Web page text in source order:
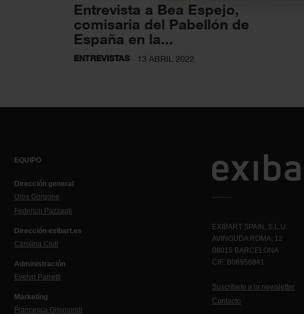
Entrevista a Bea Espejo,
comisaria del Pabellón de
España en la...
ENTREVISTAS 13 ABRIL 2022
EQUIPO
Dirección general
Uros Gorgone
Federico Pazzagli
Dirección exibart.es
Carolina Ciuti
Administración
Evelyn Parretti
Marketing
Francesca Grismondi
EXIBART SPAIN, S.L.U.
AVINGUDA ROMA, 12
08015 BARCELONA
CIF: B06956841
Suscríbete a la newsletter
Contacto